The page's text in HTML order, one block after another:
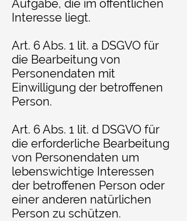
Aufgabe, die im öffentlichen
Interesse liegt.
Art. 6 Abs. 1 lit. a DSGVO für
die Bearbeitung von
Personendaten mit
Einwilligung der betroffenen
Person.
Art. 6 Abs. 1 lit. d DSGVO für
die erforderliche Bearbeitung
von Personendaten um
lebenswichtige Interessen
der betroffenen Person oder
einer anderen natürlichen
Person zu schützen.